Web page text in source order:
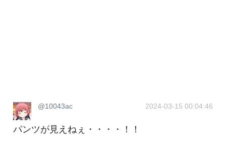
@10043ac 2024-03-15 00:04:46
パンツが見えねぇ・・・・！！